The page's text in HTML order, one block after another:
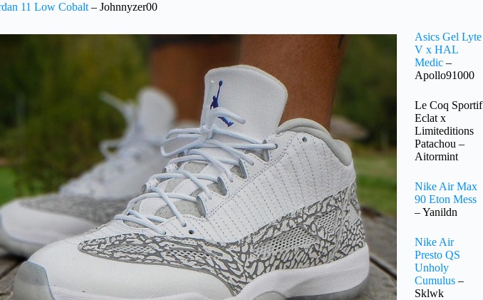
11 Low Cobalt – Johnnyzer00
Asics Gel Lyte
V x HAL
Medic –
Apollo91000
Le Coq Sportif
Eclat x
Limiteditions
Patachou –
Aitormint
Nike Air Max
90 Eton Mess
– Yanildn
Nike Air
Presto QS
Unholy
Cumulus –
Sklwk